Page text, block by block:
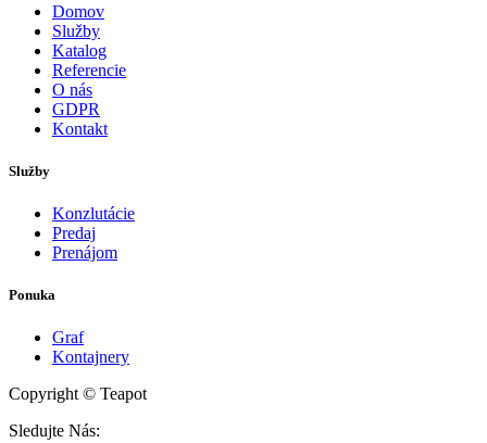
Domov
Služby
Katalog
Referencie
O nás
GDPR
Kontakt
Služby
Konzlutácie
Predaj
Prenájom
Ponuka
Graf
Kontajnery
Copyright © Teapot
Sledujte Nás: